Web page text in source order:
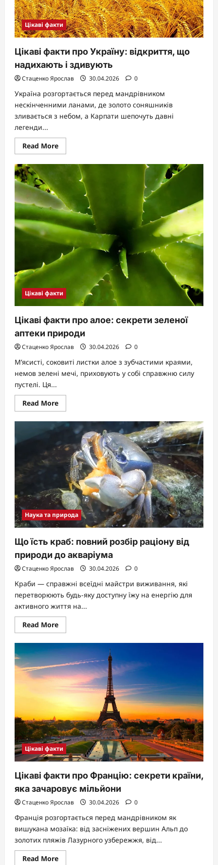
Цікаві факти
Цікаві факти про Україну: відкриття, що
надихають і здивують
Стаценко Ярослав 30.04.2026 0
Україна розгортається перед мандрівником
нескінченними ланами, де золото соняшників
зливається з небом, а Карпати шепочуть давні
легенди...
Read MoreRead
more
Цікаві
Україну:
відкриття,
що
надихають
і
здивують
Цікаві факти
Цікаві факти про алое: секрети зеленої
аптеки природи
Стаценко Ярослав 30.04.2026 0
М’ясисті, соковиті листки алое з зубчастими краями,
немов зелені мечі, приховують у собі справжню силу
пустелі. Ця...
Read MoreRead
more
Цікаві
факти
алое:
секрети
зеленої
аптеки
природи
Наука та природа
Що їсть краб: повний розбір раціону від
природи до акваріума
Стаценко Ярослав 30.04.2026 0
Краби — справжні всеїдні майстри виживання, які
перетворюють будь-яку доступну їжу на енергію для
активного життя на...
Read MoreRead
more
Що
їсть
краб:
повний
розбір
раціону
від
природи
до
акваріума
Цікаві факти
Цікаві факти про Францію: секрети країни,
яка зачаровує мільйони
Стаценко Ярослав 30.04.2026 0
Франція розгортається перед мандрівником як
вишукана мозаїка: від засніжених вершин Альп до
золотих пляжів Лазурного узбережжя, від...
Read MoreRead